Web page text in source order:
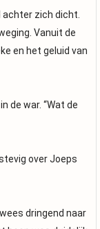
zich dicht.
Vanuit de
en het geluid van
de war. “Wat de
over Joeps
dringend naar